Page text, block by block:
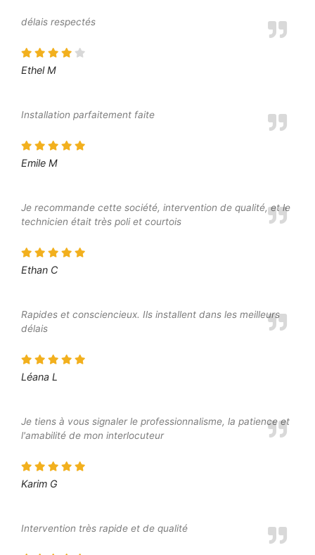
délais respectés
Ethel M
Installation parfaitement faite
Emile M
Je recommande cette société, intervention de qualité, et le
technicien était très poli et courtois
Ethan C
Rapides et consciencieux. Ils installent dans les meilleurs
délais
Léana L
Je tiens à vous signaler le professionnalisme, la patience et
l'amabilité de mon interlocuteur
Karim G
Intervention très rapide et de qualité